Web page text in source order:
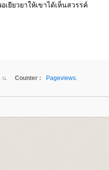
เยียวยาให้เขาได้เห็นสวรรค์
. Counter :
Pageviews.